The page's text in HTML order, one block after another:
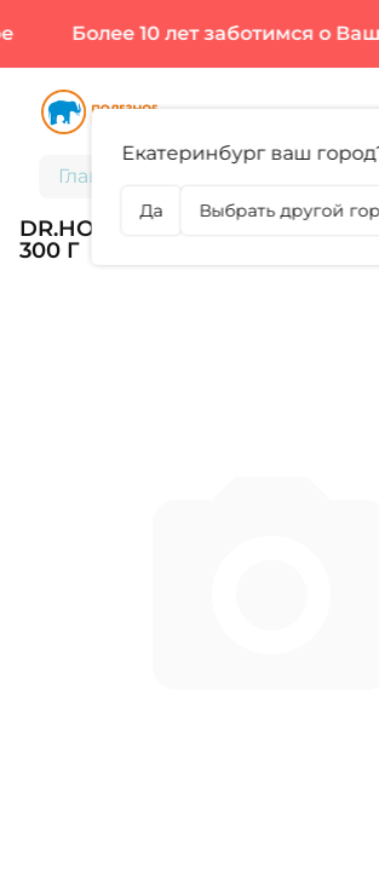
Более 10 лет заботимся о
Главная Dr.Hoffman, Creatine
DR.HOFFMAN, CREATINE
300 Г
Екатеринбург ваш
Да Выбрать другой